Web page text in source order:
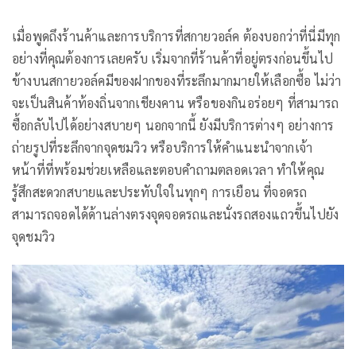
เมื่อพูดถึงร้านค้าและการบริการที่สกายวอล์ค ต้องบอกว่าที่นี่มีทุก
อย่างที่คุณต้องการเลยครับ เริ่มจากที่ร้านค้าที่อยู่ตรงก่อนขึ้นไป
ข้างบนสกายวอล์คมีของฝากของที่ระลึกมากมายให้เลือกซื้อ ไม่ว่า
จะเป็นสินค้าท้องถิ่นจากเชียงคาน หรือของกินอร่อยๆ ที่สามารถ
ซื้อกลับไปได้อย่างสบายๆ นอกจากนี้ ยังมีบริการต่างๆ อย่างการ
ถ่ายรูปที่ระลึกจากจุดชมวิว หรือบริการให้คำแนะนำจากเจ้า
หน้าที่ที่พร้อมช่วยเหลือและตอบคำถามตลอดเวลา ทำให้คุณ
รู้สึกสะดวกสบายและประทับใจในทุกๆ การเยือน ที่จอดรถ
สามารถจอดได้ด้านล่างตรงจุดจอดรถและนั่งรถสองแถวขึ้นไปยัง
จุดชมวิว